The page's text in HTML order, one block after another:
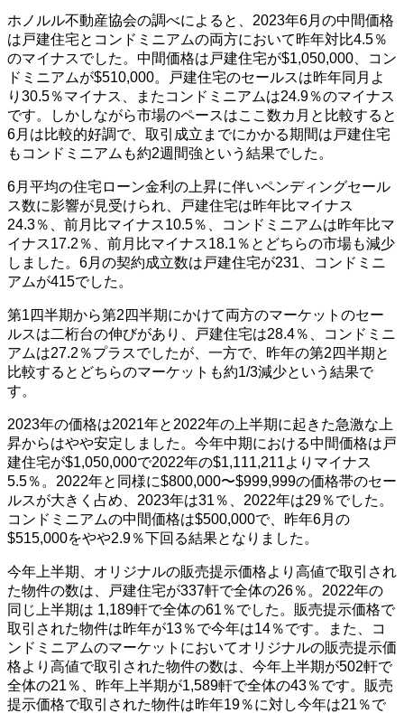
ホノルル不動産協会の調べによると、2023年6月の中間価格
は戸建住宅とコンドミニアムの両方において昨年対比4.5％
のマイナスでした。中間価格は戸建住宅が$1,050,000、コン
ドミニアムが$510,000。戸建住宅のセールスは昨年同月よ
り30.5％マイナス、またコンドミニアムは24.9％のマイナス
です。しかしながら市場のペースはここ数カ月と比較すると
6月は比較的好調で、取引成立までにかかる期間は戸建住宅
もコンドミニアムも約2週間強という結果でした。
6月平均の住宅ローン金利の上昇に伴いペンディングセール
ス数に影響が見受けられ、戸建住宅は昨年比マイナス
24.3％、前月比マイナス10.5％、コンドミニアムは昨年比マ
イナス17.2％、前月比マイナス18.1％とどちらの市場も減少
しました。6月の契約成立数は戸建住宅が231、コンドミニ
アムが415でした。
第1四半期から第2四半期にかけて両方のマーケットのセー
ルスは二桁台の伸びがあり、戸建住宅は28.4％、コンドミニ
アムは27.2％プラスでしたが、一方で、昨年の第2四半期と
比較するとどちらのマーケットも約1/3減少という結果で
す。
2023年の価格は2021年と2022年の上半期に起きた急激な上
昇からはやや安定しました。今年中期における中間価格は戸
建住宅が$1,050,000で2022年の$1,111,211よりマイナス
5.5％。2022年と同様に$800,000〜$999,999の価格帯のセー
ルスが大きく占め、2023年は31％、2022年は29％でした。
コンドミニアムの中間価格は$500,000で、昨年6月の
$515,000をやや2.9％下回る結果となりました。
今年上半期、オリジナルの販売提示価格より高値で取引され
た物件の数は、戸建住宅が337軒で全体の26％。2022年の
同じ上半期は 1,189軒で全体の61％でした。販売提示価格で
取引された物件は昨年が13％で今年は14％です。また、コ
ンドミニアムのマーケットにおいてオリジナルの販売提示価
格より高値で取引された物件の数は、今年上半期が502軒で
全体の21％、昨年上半期が1,589軒で全体の43％です。販売
提示価格で取引された物件は昨年19％に対し今年は21％で